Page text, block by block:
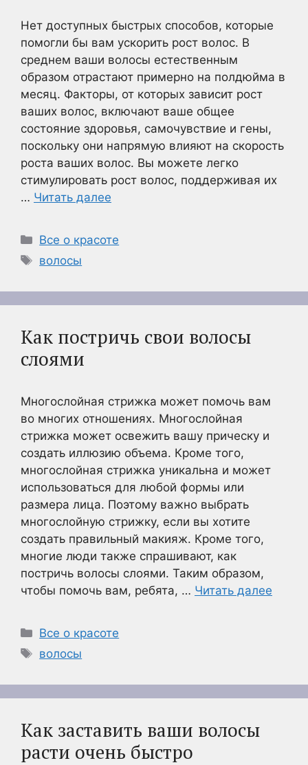
Нет доступных быстрых способов, которые
помогли бы вам ускорить рост волос. В
среднем ваши волосы естественным
образом отрастают примерно на полдюйма в
месяц. Факторы, от которых зависит рост
ваших волос, включают ваше общее
состояние здоровья, самочувствие и гены,
поскольку они напрямую влияют на скорость
роста ваших волос. Вы можете легко
стимулировать рост волос, поддерживая их
… Читать далее
Рубрики
Все о красоте
Метки
волосы
Как постричь свои волосы
слоями
Многослойная стрижка может помочь вам
во многих отношениях. Многослойная
стрижка может освежить вашу прическу и
создать иллюзию объема. Кроме того,
многослойная стрижка уникальна и может
использоваться для любой формы или
размера лица. Поэтому важно выбрать
многослойную стрижку, если вы хотите
создать правильный макияж. Кроме того,
многие люди также спрашивают, как
постричь волосы слоями. Таким образом,
чтобы помочь вам, ребята, … Читать далее
Рубрики
Все о красоте
Метки
волосы
Как заставить ваши волосы
расти очень быстро